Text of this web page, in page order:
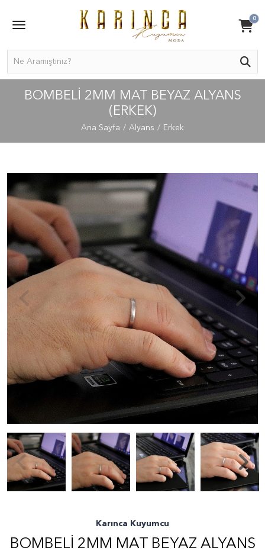
0
BOMBELI 2MM MAT BEYAZ ALYANS
(ERKEK)
Ana Sayfa Alyans Erkek
Karınca Kuyumcu
BOMBELI 2MM MAT BEYAZ ALYANS